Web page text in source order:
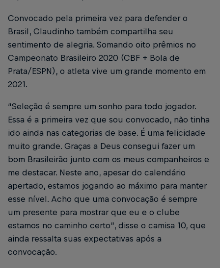
Convocado pela primeira vez para defender o
Brasil, Claudinho também compartilha seu
sentimento de alegria. Somando oito prêmios no
Campeonato Brasileiro 2020 (CBF + Bola de
Prata/ESPN), o atleta vive um grande momento em
2021.
“Seleção é sempre um sonho para todo jogador.
Essa é a primeira vez que sou convocado, não tinha
ido ainda nas categorias de base. É uma felicidade
muito grande. Graças a Deus consegui fazer um
bom Brasileirão junto com os meus companheiros e
me destacar. Neste ano, apesar do calendário
apertado, estamos jogando ao máximo para manter
esse nível. Acho que uma convocação é sempre
um presente para mostrar que eu e o clube
estamos no caminho certo”, disse o camisa 10, que
ainda ressalta suas expectativas após a
convocação.